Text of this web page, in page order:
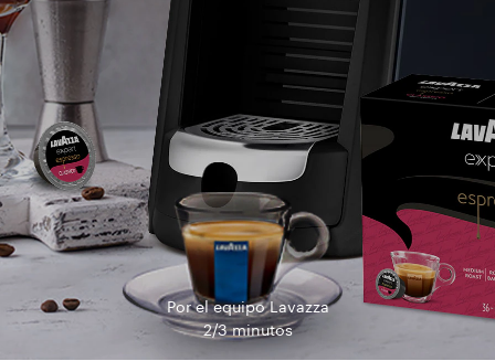
Por el equipo Lavazza
2/3 minutos